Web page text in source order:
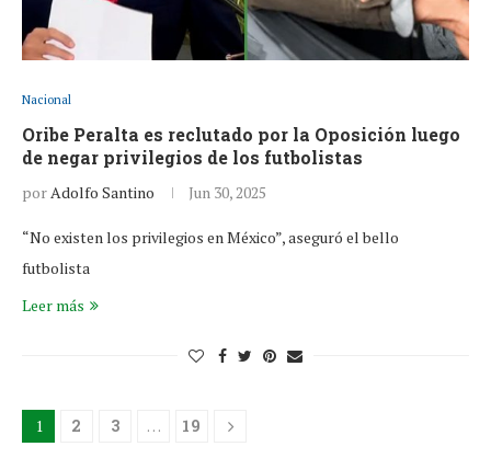
Nacional
Oribe Peralta es reclutado por la Oposición luego
de negar privilegios de los futbolistas
porAdolfo Santino Jun 30, 2025
“No existen los privilegios en México”, aseguró el bello
futbolista
Leer más
1 2 3 … 19